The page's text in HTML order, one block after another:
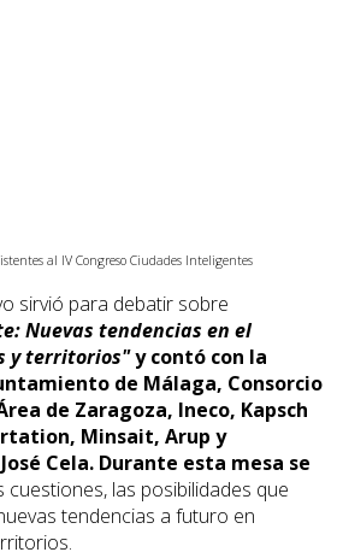
al IV Congreso Ciudades Inteligentes
sirvió para debatir sobre
Nuevas tendencias en el
y territorios"y contó con la
de Málaga, Consorcio
de Zaragoza, Ineco, Kapsch
Minsait, Arup y
Cela. Durante esta mesa se
las posibilidades que
tendencias a futuro en